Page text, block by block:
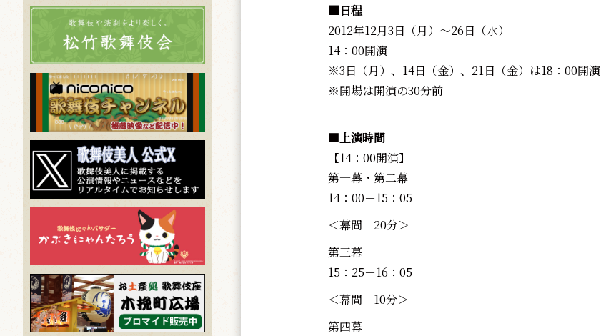
■日程
2012年12月3日（月）～26日（水）
14：00開演
※3日（月）、14日（金）、21日（金）は18：00開演
※開場は開演の30分前
■上演時間
【14：00開演】
第一幕・第二幕
14：00－15：05
＜幕間 20分＞
第三幕
15：25－16：05
＜幕間 10分＞
第四幕